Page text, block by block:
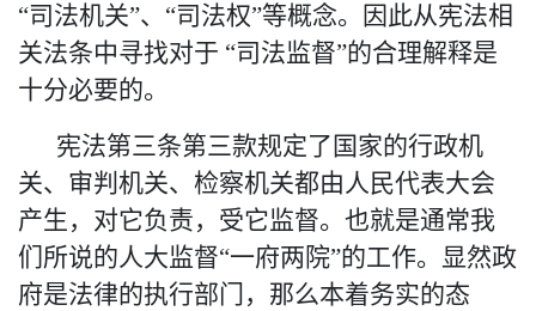
“司法机关”、“司法权”等概念。因此从宪法相
关法条中寻找对于 “司法监督”的合理解释是
十分必要的。
宪法第三条第三款规定了国家的行政机
关、审判机关、检察机关都由人民代表大会
产生，对它负责，受它监督。也就是通常我
们所说的人大监督“一府两院”的工作。显然政
府是法律的执行部门，那么本着务实的态